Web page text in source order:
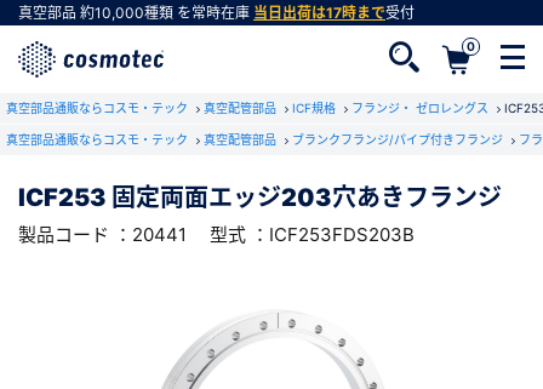
真空部品 約10,000種類 を常時在庫 当日出荷は17時まで受付
0
真空部品通販ならコスモ・テック 真空配管部品 ICF規格 フランジ・ ゼロレングス
真空部品通販ならコスモ・テック 真空配管部品 ブランクフランジ/パイプ付きフランジ フ
ICF253 固定両面エッジ203穴あきフランジ
製品コード ：20441 型式 ：ICF253FDS203B
RoHS2適合報告書のダウンロード
下記製品のRoHS2適合報告書のダウンロードをします。
ICF253 固定両面エッジ203穴あきフランジ
型式 ：ICF253FDS203B 製品コード ：20441
必須
会員登録がお済みでない方
会員登録をすれば、便利な機能がご利用いただけ